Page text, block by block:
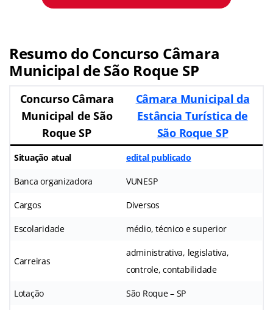
Resumo do Concurso Câmara
Municipal de São Roque SP
Concurso Câmara
Municipal de São
Roque SP
Câmara Municipal da
Estância Turística de
São Roque SP
Situação atual edital publicado
Banca organizadora VUNESP
Cargos Diversos
Escolaridade médio, técnico e superior
Carreiras
administrativa, legislativa,
controle, contabilidade
Lotação São Roque – SP